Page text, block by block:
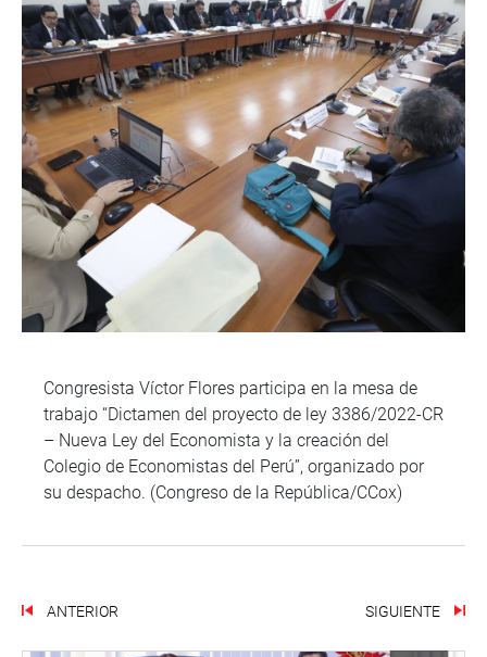
Congresista Víctor Flores participa en la mesa de
trabajo “Dictamen del proyecto de ley 3386/2022-CR
– Nueva Ley del Economista y la creación del
Colegio de Economistas del Perú”, organizado por
su despacho. (Congreso de la República/CCox)
ANTERIOR SIGUIENTE